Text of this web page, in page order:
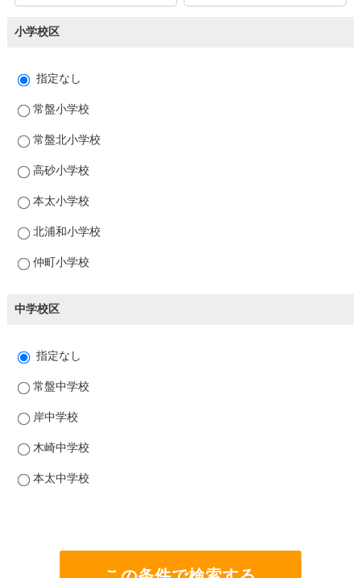
小学校区
指定なし
常盤小学校
常盤北小学校
高砂小学校
本太小学校
北浦和小学校
仲町小学校
中学校区
指定なし
常盤中学校
岸中学校
木崎中学校
本太中学校